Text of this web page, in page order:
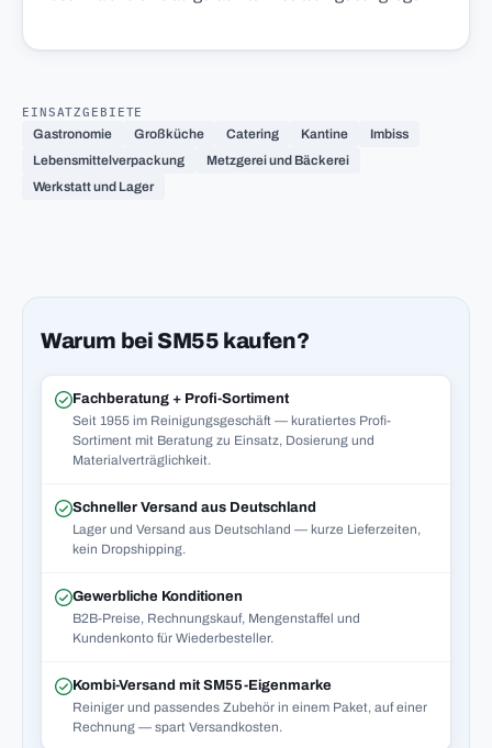
EINSATZGEBIETE
Gastronomie
Großküche Catering Kantine
Imbiss
Lebensmittelverpackung
Metzgerei und Bäckerei
Werkstatt und Lager
Warum bei SM55 kaufen?
Fachberatung + Profi-Sortiment
Seit 1955 im Reinigungsgeschäft — kuratiertes Profi-
Sortiment mit Beratung zu Einsatz, Dosierung und
Materialverträglichkeit.
Schneller Versand aus Deutschland
Lager und Versand aus Deutschland — kurze Lieferzeiten,
kein Dropshipping.
Gewerbliche Konditionen
B2B-Preise, Rechnungskauf, Mengenstaffel und
Kundenkonto für Wiederbesteller.
Kombi-Versand mit SM55-Eigenmarke
Reiniger und passendes Zubehör in einem Paket, auf einer
Rechnung — spart Versandkosten.